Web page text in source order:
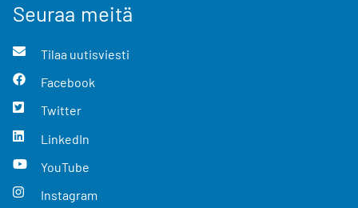
Seuraa meitä
Tilaa uutisviesti
Facebook
Twitter
LinkedIn
YouTube
Instagram